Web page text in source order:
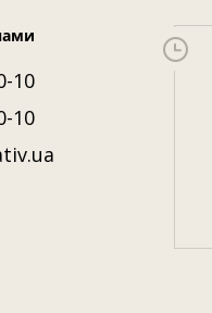
10
10